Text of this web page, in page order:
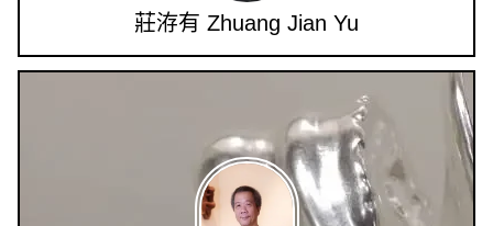
莊洊有 Zhuang Jian Yu